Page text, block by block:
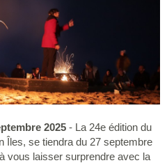
2025 - La 24e édition du
Îles, se tiendra du 27 septembre
vous laisser surprendre avec la